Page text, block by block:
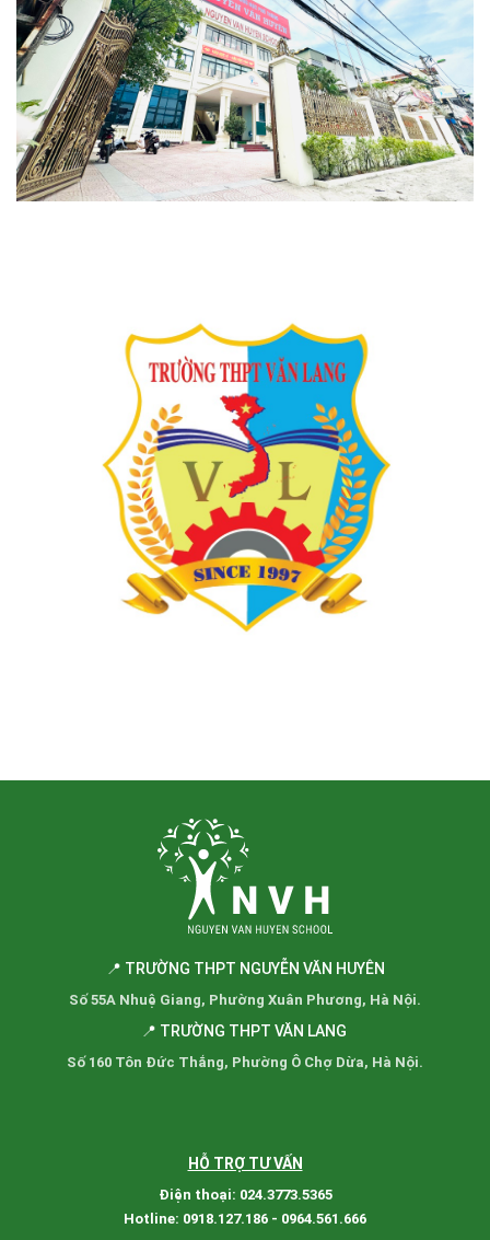
📍 TRƯỜNG THPT NGUYỄN VĂN HUYÊN
Số 55A Nhuệ Giang, Phường Xuân Phương, Hà Nội.
📍 TRƯỜNG THPT VĂN LANG
Số 160 Tôn Đức Thắng, Phường Ô Chợ Dừa, Hà Nội.
HỖ TRỢ TƯ VẤN
Điện thoại: 024.3773.5365
Hotline: 0918.127.186 - 0964.561.666